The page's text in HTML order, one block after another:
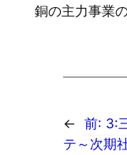
銅の主力事業
← 前: 3:
テ～次期